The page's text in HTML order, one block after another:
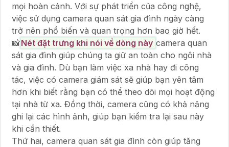
mọi hoàn cảnh. Với sự phát triển của công nghệ,
việc sử dụng camera quan sát gia đình ngày càng
trở nên phổ biến và quan trọng hơn bao giờ hết.
📸Nét đặt trưng khi nói về dòng này camera quan
sát gia đình giúp chúng ta giữ an toàn cho ngôi nhà
và gia đình. Dù bạn làm việc xa nhà hay đi công
tác, việc có camera giám sát sẽ giúp bạn yên tâm
hơn khi biết rằng bạn có thể theo dõi mọi hoạt động
tại nhà từ xa. Đồng thời, camera cũng có khả năng
ghi lại các hình ảnh, giúp bạn kiểm tra lại sau này
khi cần thiết.
Thứ hai, camera quan sát gia đình còn giúp tăng